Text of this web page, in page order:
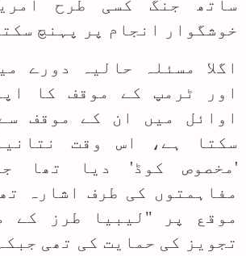
ساتھ جنگ کسی طرح
خوشگوار انجام پر پہنچ
اگلا مسئلہ حالیہ دورے
اوائل میں ان کے موقف
سکتا ہے، اس وقت
'مخصوص کوڈ' دیا تھا
مفاہمتوں کی طرف اشارہ
موقع پر "لیبیا طرز کے
تجویز کی حمایت کی تھی